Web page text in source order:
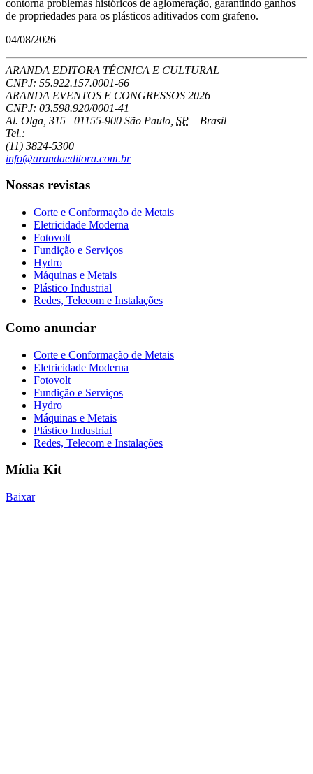
contorna problemas históricos de aglomeração, garantindo ganhos
de propriedades para os plásticos aditivados com grafeno.
04/08/2026
ARANDA EDITORA TÉCNICA E CULTURAL
CNPJ: 55.922.157.0001-66
ARANDA EVENTOS E CONGRESSOS 2026
CNPJ: 03.598.920/0001-41
Al. Olga, 315– 01155-900 São Paulo SP – Brasil
Tel.:
(11) 3824-5300
info@arandaeditora.com.br
Nossas revistas
Corte e Conformação de Metais
Eletricidade Moderna
Fotovolt
Fundição e Serviços
Hydro
Máquinas e Metais
Plástico Industrial
Redes, Telecom e Instalações
Como anunciar
Corte e Conformação de Metais
Eletricidade Moderna
Fotovolt
Fundição e Serviços
Hydro
Máquinas e Metais
Plástico Industrial
Redes, Telecom e Instalações
Mídia Kit
Baixar